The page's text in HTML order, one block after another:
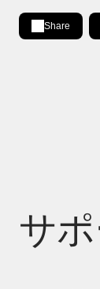
Share
Share on
[Open in
サ